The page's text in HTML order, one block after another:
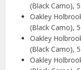
(Black Camo),
Oakley
(Black Camo),
Oakley
(Black Camo),
Oakley